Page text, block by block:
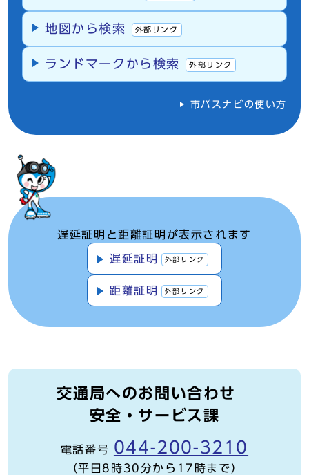
地図から検索 外部リンク
ランドマークから検索 外部リンク
市バスナビの使い方
遅延証明と距離証明が表示されます
遅延証明 外部リンク
距離証明 外部リンク
交通局へのお問い合わせ
安全・サービス課
電話番号 044-200-3210
（平日8時30分から17時まで）